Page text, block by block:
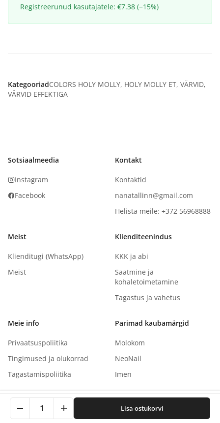
Registreerunud kasutajatele: €7.38 (−15%)
1 Lisa ostukorvi
KategooriadCOLORS HOLY MOLLY, HOLY MOLLY ET, VÄRVID,
VÄRVID EFFEKTIGA
Sotsiaalmeedia
Instagram
Facebook
Kontakt
Kontaktid
nanatallinn@gmail.com
Helista meile: +372 56968888
Meist
Klienditugi (WhatsApp)
Meist
Klienditeenindus
KKK ja abi
Saatmine ja
kohaletoimetamine
Tagastus ja vahetus
Meie info
Privaatsuspoliitika
Tingimused ja olukorrad
Tagastamispoliitika
Parimad kaubamärgid
Molokom
NeoNail
Imen
Autoriõigus©2026NaNails.eu Kõik õigused kaitstud
See sait kasutab küpsiseid teie kogemuse parandamiseks.
Klõpsates nõustute meie privaatsuspoliitikaga.